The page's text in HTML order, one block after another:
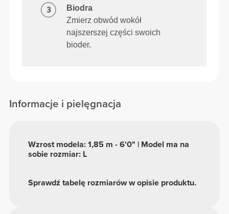
Biodra
Zmierz obwód wokół
najszerszej części swoich
bioder.
Informacje i pielęgnacja
Sprawdź tabelę rozmiarów w opisie produktu.
Wzrost modela: 1,85 m - 6'0" | Model ma na
sobie rozmiar: L